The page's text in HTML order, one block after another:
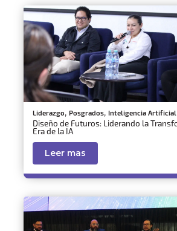
Liderazgo, Posgrados, Inteligencia Artificial
Diseño de Futuros: Liderando la
Era de la IA
Leer mas